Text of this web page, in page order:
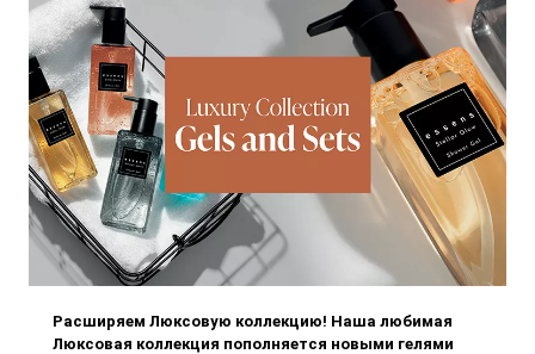
Расширяем Люксовую коллекцию! Наша любимая
Люксовая коллекция пополняется новыми гелями